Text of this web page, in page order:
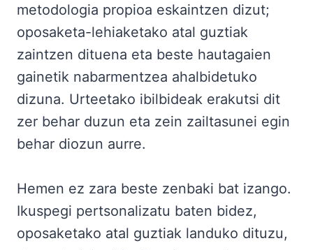
metodologia propioa eskaintzen dizut;
oposaketa-lehiaketako atal guztiak
zaintzen dituena eta beste hautagaien
gainetik nabarmentzea ahalbidetuko
dizuna. Urteetako ibilbideak erakutsi dit
zer behar duzun eta zein zailtasunei egin
behar diozun aurre.
Hemen ez zara beste zenbaki bat izango.
Ikuspegi pertsonalizatu baten bidez,
oposaketako atal guztiak landuko dituzu,